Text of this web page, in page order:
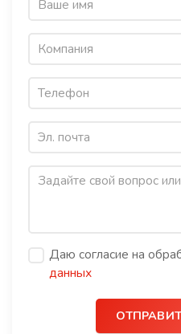
Даю согласие на
данных